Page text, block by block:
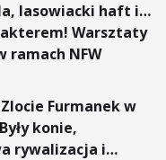
lasowiacki haft i…
Warsztaty
ramach NFW
Furmanek w
konie,
rywalizacja i